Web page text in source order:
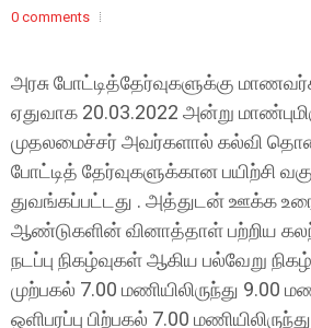
0 comments
அரசு போட்டித்தேர்வுகளுக்கு
ஏதுவாக 20.03.2022 அன்று
முதலமைச்சர் அவர்களால் கல்வி
போட்டித் தேர்வுகளுக்கான பயிற்சி
துவங்கப்பட்டது . அத்துடன் ஊக்க
ஆண்டுகளின் வினாத்தாள் பற்றிய
நடப்பு நிகழ்வுகள் ஆகிய பல்வேறு
முற்பகல் 7.00 மணியிலிருந்து 9.00
ஒளிபரப்பு பிற்பகல் 7.00